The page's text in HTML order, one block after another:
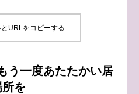
URLをコピーする
う一度あたたかい居
を